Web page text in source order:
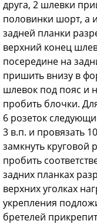
друга, 2 шлевки
половинки шорт, а
задней планки
верхний конец
посередине на
пришить внизу в
шлевок под пояс и
пробить блочки.
6 розеток
3 в.п. и провязать
замкнуть
пробить
задних планках
верхних уголках
укрепления
бретелей